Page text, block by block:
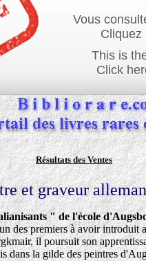
Vous
Cliquez
This is
Click
Résultats des Ventes
et graveur
" de l'école
des premiers à avoir introduit
il poursuit son
dans la gilde des peintres